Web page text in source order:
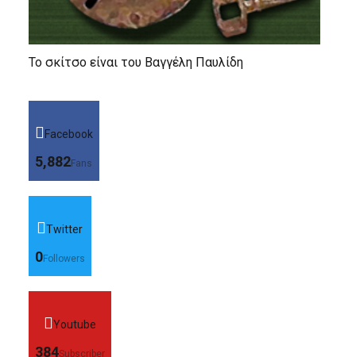
Το σκίτσο είναι του Βαγγέλη Παυλίδη
Facebook
5,882Fans
Twitter
0Followers
Youtube
384Subscriber